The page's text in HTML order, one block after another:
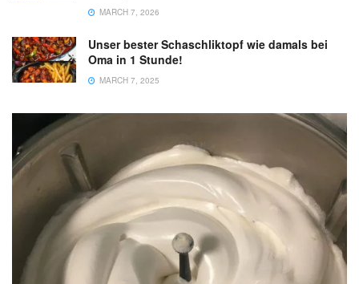
MARCH 7, 2026
Unser bester Schaschliktopf wie damals bei
Oma in 1 Stunde!
MARCH 7, 2025